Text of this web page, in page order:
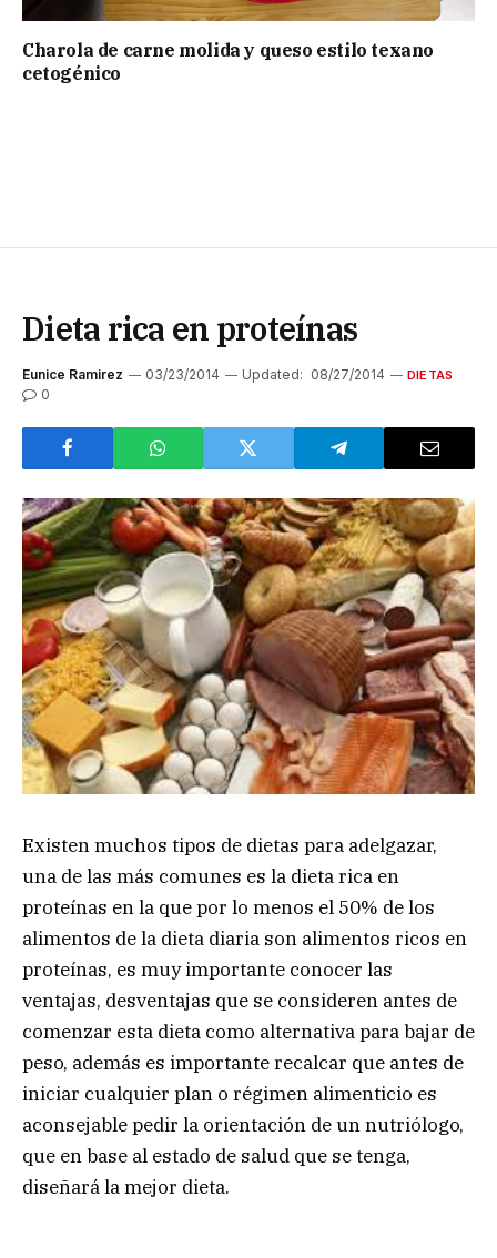
Charola de carne molida y queso estilo texano
cetogénico
Dieta rica en proteínas
Eunice Ramirez 03/23/2014 Updated: 08/27/2014 DIETAS
0
Existen muchos tipos de dietas para adelgazar,
una de las más comunes es la dieta rica en
proteínas en la que por lo menos el 50% de los
alimentos de la dieta diaria son alimentos ricos en
proteínas, es muy importante conocer las
ventajas, desventajas que se consideren antes de
comenzar esta dieta como alternativa para bajar de
peso, además es importante recalcar que antes de
iniciar cualquier plan o régimen alimenticio es
aconsejable pedir la orientación de un nutriólogo,
que en base al estado de salud que se tenga,
diseñará la mejor dieta.